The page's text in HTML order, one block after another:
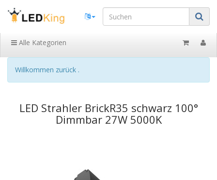
Alle Kategorien
Willkommen zurück .
LED Strahler BrickR35 schwarz 100°
Dimmbar 27W 5000K